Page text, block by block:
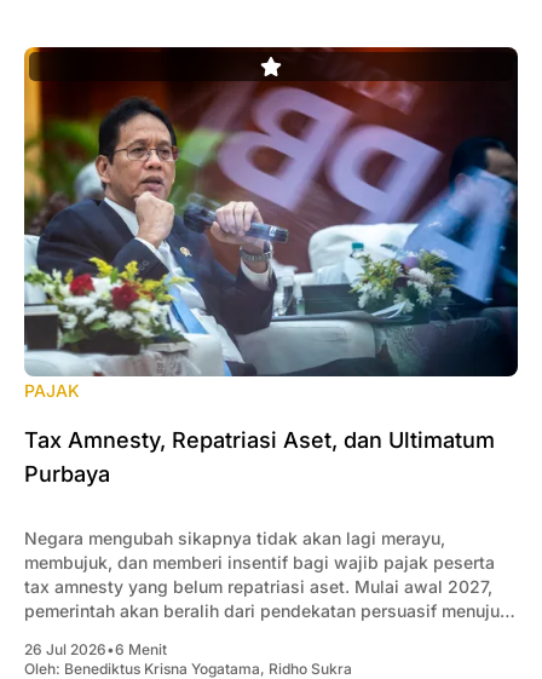
PAJAK
Tax Amnesty, Repatriasi Aset, dan Ultimatum
Purbaya
Negara mengubah sikapnya tidak akan lagi merayu,
membujuk, dan memberi insentif bagi wajib pajak peserta
tax amnesty yang belum repatriasi aset. Mulai awal 2027,
pemerintah akan beralih dari pendekatan persuasif menuju
26 Jul 2026•6 Menit
Oleh: Benediktus Krisna Yogatama, Ridho Sukra